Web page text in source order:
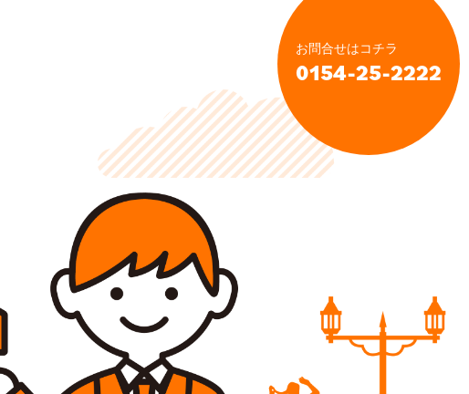
お問合せはコチラ
0154-25-2222